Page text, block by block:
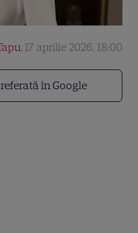
în Google
, 17 aprilie 2026, 18:00